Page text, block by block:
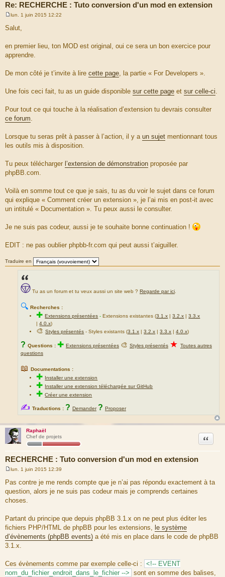
Re: RECHERCHE : Tuto conversion d'un mod en extension
e
s
g
e
lun. 1 juin 2015 12:22
Salut,
en premier lieu, ton MOD est original, oui ce sera un bon exercice pour
apprendre.
De mon côté je t’invite à lire cette page , la partie « For Developers ».
Une fois ceci fait, tu as un guide disponible sur cette page et sur celle-ci
Pour tout ce qui touche à la réalisation d’extension tu devrais consulter
ce forum
Lorsque tu seras prêt à passer à l’action, il y a un sujet mentionnant tous
les outils mis à disposition.
Tu peux télécharger l’extension de démonstration proposée par
phpBB.com.
Voilà en somme tout ce que je sais, tu as du voir le sujet dans ce forum
qui explique « Comment créer un extension », je l’ai mis en post-it avec
un intitulé « Documentation ». Tu peux aussi le consulter.
Je ne suis pas codeur, aussi je te souhaite bonne continuation !
EDIT : ne pas oublier phpbb-fr.com qui peut aussi t’aiguiller.
Traduire en
Tu as un forum et tu veux aussi un site web ? Regarde par ici
🔍 Recherches :
✚Extensions présentées -Extensions existantes (3.1.x |3.2.x |3.3.x
|4.0.x)
🎨Styles présentés - Styles existants (3.1.x |3.2.x |3.3.x |4.0.x)
? Questions : ✚ Extensions présentées 🎨 Styles présentés ★ Toutes autres
questions
📖 Documentations :
✚ Installer une extension
✚ Installer une extension téléchargée sur GitHub
✚Créer une extension
✍ Traductions : ? Demander ? Proposer
Raphaël
Chef de projets
RECHERCHE : Tuto conversion d'un mod en extension
Citation
s
s
g
lun. 1 juin 2015 12:39
Pas contre je me rends compte que je n’ai pas répondu exactement à ta
question, alors je ne suis pas codeur mais je comprends certaines
choses.
Partant du principe que depuis phpBB 3.1.x on ne peut plus éditer les
fichiers PHP/HTML de phpBB pour les extensions, le système
d’évènements (phpBB events) a été mis en place dans le code de phpBB
3.1.x.
Ces évènements comme par exemple celle-ci : <!-- EVENT
nom_du_fichier_endroit_dans_le_fichier --> sont en somme des balises,